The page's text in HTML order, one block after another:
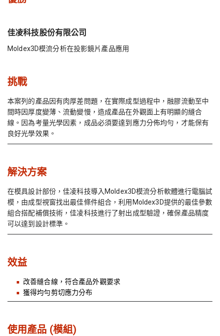
佳凌科技股份有限公司
Moldex3D模流分析在投影鏡片產品應用
挑戰
本案列的產品因有肉厚差問題，在實際成型過程中，融膠流動至中
間時因厚度變薄、流動變慢，造成產品在外觀面上有明顯的縫合
線。因為考量光學因素，成品必須要達到應力分佈均勻，才能保有
良好光學效果。
解決方案
在模具設計部份，佳凌科技導入Moldex3D模流分析軟體進行電腦試
模，由成型視窗找出最佳條件組合，利用Moldex3D提供的最佳參數
組合搭配補償技術，佳凌科技進行了射出成型驗證，確保產品精度
可以達到設計標準。
效益
改善縫合線，符合產品外觀要求
獲得均勻剪切應力分布
使用產品 (模組)